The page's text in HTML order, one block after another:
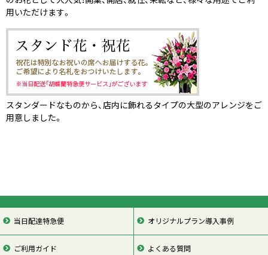
用いただけます。
スタンダードなものから、店内に飾れるタイプの大型のアレンジをご
用意しました。
当日配達特急便 オリジナルプラン導入事例
ご利用ガイド よくある質問